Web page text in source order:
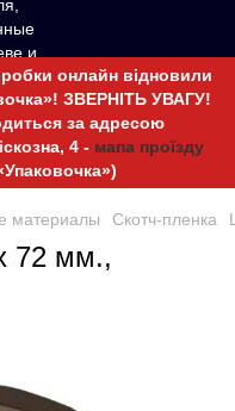
онлайн відновили
ЗВЕРНІТЬ УВАГУ!
за адресою
4 - мапа проїзду
материалы Скотч-пленка
72 мм.,